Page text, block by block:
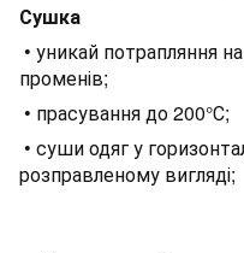
Сушка
• уникай потрапляння
променів;
• прасування до 200°С;
• суши одяг у
розправленому вигляді;